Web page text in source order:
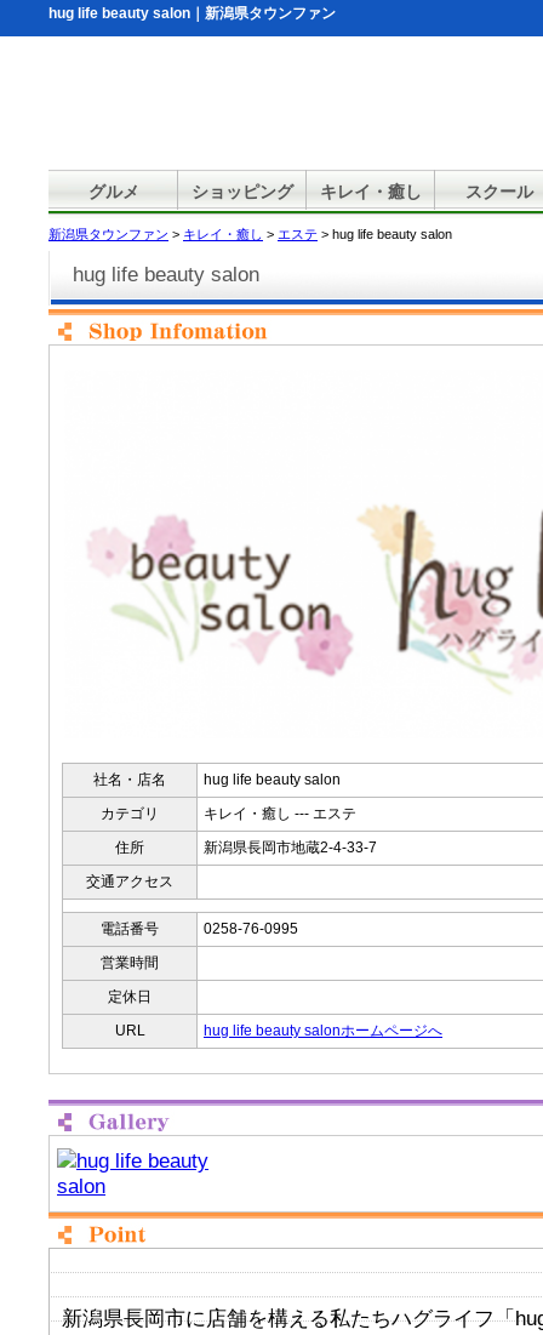
hug life beauty salon｜新潟県タウンファン
グルメ ショッピング キレイ・癒し スクール
新潟県タウンファン > キレイ・癒し > エステ > hug life beauty salon
hug life beauty salon
社名・店名
hug life beauty salon
カテゴリ
キレイ・癒し --- エステ
住所
新潟県長岡市地蔵2-4-33-7
交通アクセス
電話番号
0258-76-0995
営業時間
定休日
URL
hug life beauty salonホームページへ
新潟県長岡市に店舗を構える私たちハグライフ「